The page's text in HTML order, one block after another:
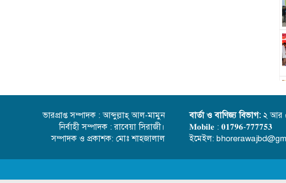
ভারপ্রাপ্ত সম্পাদক : আব্দুল্লাহ্ আল-মামুন
নির্বাহী সম্পাদক : রাবেয়া সিরাজী।
সম্পাদক ও প্রকাশক: মোঃ শাহজালাল
বার্তা ও বাণিজ্য বিভাগ: ২ আর
𝐌𝐨𝐛𝐢𝐥𝐞 : 𝟎𝟏𝟕𝟗𝟔-𝟕𝟕𝟕𝟕𝟓𝟑
ইমেইল: